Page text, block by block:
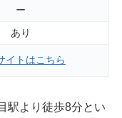
ー
あり
イトはこちら
駅より徒歩8分とい